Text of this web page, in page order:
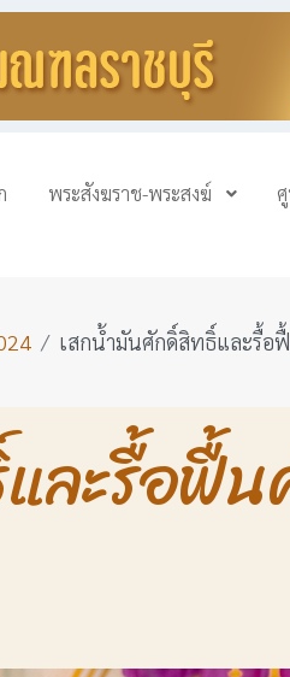
พระสังฆราช-พระสงฆ์
เสกน้ำมันศักดิ์สิทธิ์และรื้
ละรื้อฟื้